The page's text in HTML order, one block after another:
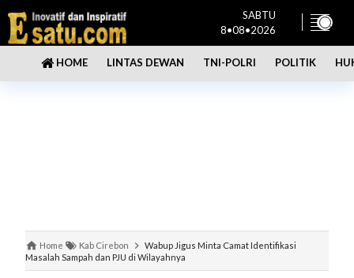
SABTU
8•08•2026
HOME LINTAS DEWAN TNI-POLRI POLITIK
Home Kab Cirebon
Wabup Jigus Minta Camat Identifikasi
Masalah Sampah dan PJU di Wilayahnya